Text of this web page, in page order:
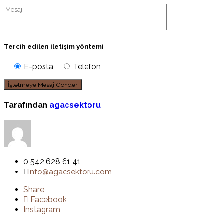
Tercih edilen iletişim yöntemi
E-posta Telefon
Tarafından agacsektoru
0 542 628 61 41
info@agacsektoru.com
Share
Facebook
Instagram